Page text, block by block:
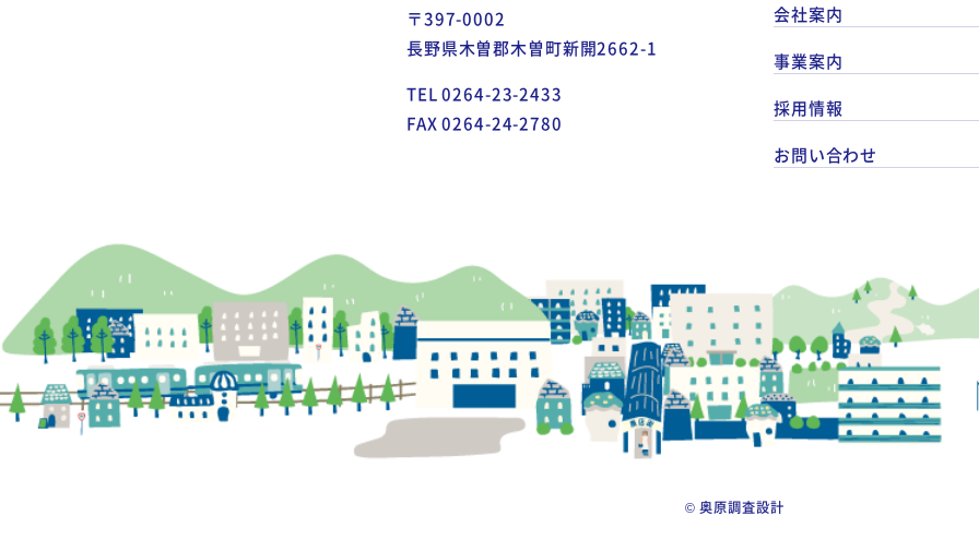
〒397-0002
長野県木曽郡木曽町新開2662-1
TEL 0264-23-2433
FAX 0264-24-2780
会社案内
事業案内
採用情報
お問い合わせ
© 奥原調査設計